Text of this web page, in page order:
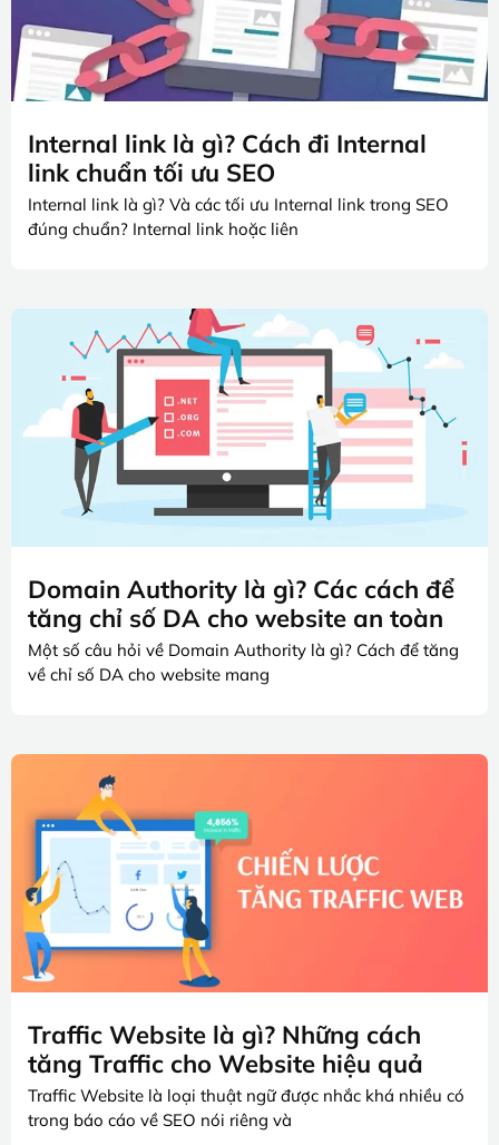
Internal link là gì? Cách đi Internal
link chuẩn tối ưu SEO
Internal link là gì? Và các tối ưu Internal link trong SEO
đúng chuẩn? Internal link hoặc liên
Domain Authority là gì? Các cách để
tăng chỉ số DA cho website an toàn
Một số câu hỏi về Domain Authority là gì? Cách để tăng
về chỉ số DA cho website mang
Traffic Website là gì? Những cách
tăng Traffic cho Website hiệu quả
Traffic Website là loại thuật ngữ được nhắc khá nhiều có
trong báo cáo về SEO nói riêng và